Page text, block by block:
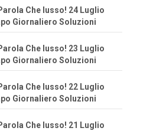
Che lusso! 24 Luglio
Giornaliero Soluzioni
Che lusso! 23 Luglio
Giornaliero Soluzioni
Che lusso! 22 Luglio
Giornaliero Soluzioni
Che lusso! 21 Luglio